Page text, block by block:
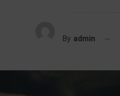
By admin